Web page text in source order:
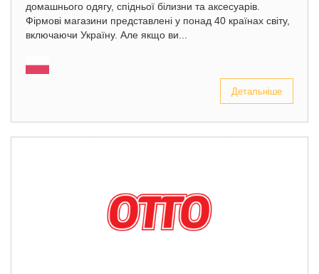
домашнього одягу, спідньої білизни та аксесуарів.
Фірмові магазини представлені у понад 40 країнах світу,
включаючи Україну. Але якщо ви...
Детальніше